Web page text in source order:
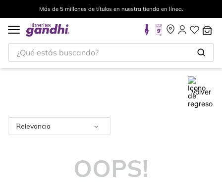
Más de 5 millones de títulos en nuestra tienda en línea.
¿Qué estás buscando?
Volver
Relevancia
OOPS!